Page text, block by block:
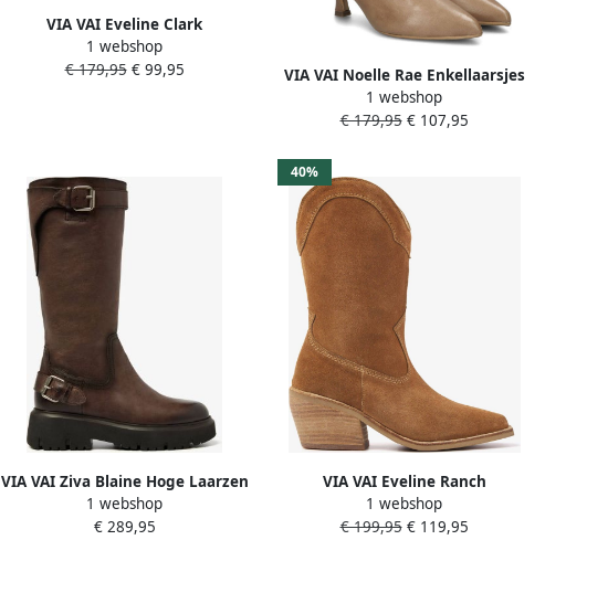
VIA VAI Eveline Clark
Enkellaarsjes dames Licht cognac
1 webshop
€ 179,95€ 99,95
VIA VAI Noelle Rae Enkellaarsjes
dames Warm beige
1 webshop
€ 179,95€ 107,95
VIA VAI Ziva Blaine Hoge Laarzen
dames Bruin
1 webshop
€ 289,95
40%
VIA VAI Eveline Ranch
Enkellaarsjes dames Cognac
1 webshop
€ 199,95€ 119,95